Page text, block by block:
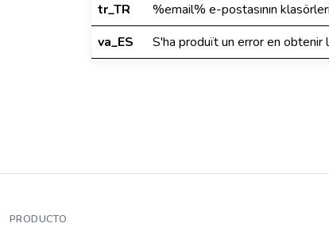
tr_TR
%email% e-postasının
va_ES
S'ha produït un error en
PRODUCTO